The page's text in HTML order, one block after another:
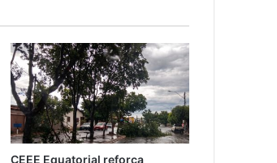
CEEE Equatorial reforça